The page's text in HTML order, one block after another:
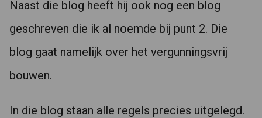
Naast die blog heeft hij ook nog een blog
geschreven die ik al noemde bij punt 2. Die
blog gaat namelijk over het vergunningsvrij
bouwen.
In die blog staan alle regels precies uitgelegd.